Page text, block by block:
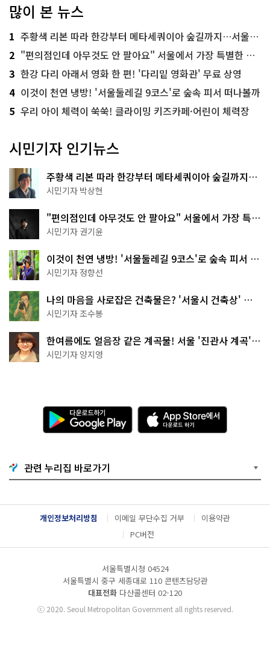
많이 본 뉴스
1 주황색 리본 따라 한강부터 메타세쿼이아 숲길까지…서울둘레길 15코스
2 "편의점인데 아무것도 안 팔아요" 서울에서 가장 특별한 편의점의 정체
3 한강 다리 아래서 영화 한 편! '다리밑 영화관' 무료 상영
4 이것이 천연 냉방! '서울둘레길 9코스'로 숲속 피서 떠나볼까
5 우리 아이 체력이 쑥쑥! 클라이밍 키즈카페·어린이 체력장
시민기자 인기뉴스
주황색 리본 따라 한강부터 메타세쿼이아 숲길까지…
서울둘레길 15코스
시민기자 박상현
"편의점인데 아무것도 안 팔아요" 서울에서 가장 특별
한 편의점의 정체
시민기자 권기윤
이것이 천연 냉방! '서울둘레길 9코스'로 숲속 피서 떠
나볼까
시민기자 정향선
나의 마음을 사로잡은 건축물은? '서울시 건축상' 수
상작 공개!
시민기자 조수봉
한여름에도 얼음장 같은 계곡물! 서울 '진관사 계곡'이
천국이네~
시민기자 양지영
다
운
로
기
G
o
g
l
e
l
A
p
p
e
서
다
운
드
관련 누리집 바로가기
개인정보처리방침 이메일 무단수집 거부
이용약관
PC버전
서울특별시청 04524
서울특별시 중구 세종대로 110 콘텐츠담당관
대표전화 다산콜센터 02-120
ⓒ2020. Seoul Metropolitan Government all rights reserved.